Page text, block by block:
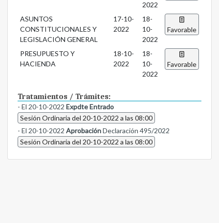
2022
ASUNTOS
CONSTITUCIONALES Y
LEGISLACIÓN GENERAL
17-10-
2022
18-
10-
2022
Favorable
PRESUPUESTO Y
HACIENDA
18-10-
2022
18-
10-
2022
Favorable
Tratamientos / Trámites:
- El 20-10-2022 Expdte Entrado
Sesión Ordinaria del 20-10-2022 a las 08:00
- El 20-10-2022 AprobaciónDeclaración 495/2022
Sesión Ordinaria del 20-10-2022 a las 08:00